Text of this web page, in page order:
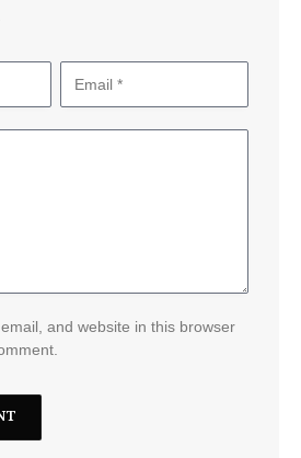
and website in this browser